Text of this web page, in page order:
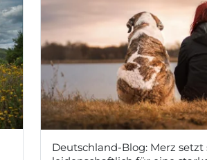
Deutschland-Blog: Merz setzt